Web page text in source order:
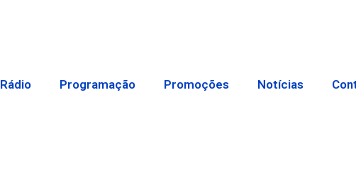
Rádio Programação Promoções Notícias